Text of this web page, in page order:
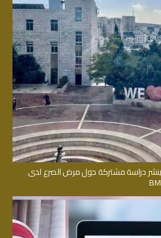
دراسة مشتركة حول مرض الصرع لدى